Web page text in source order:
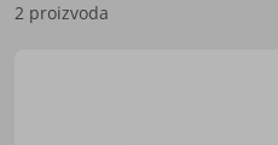
2 proizvoda